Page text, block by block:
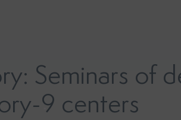
Seminars of
9 centers